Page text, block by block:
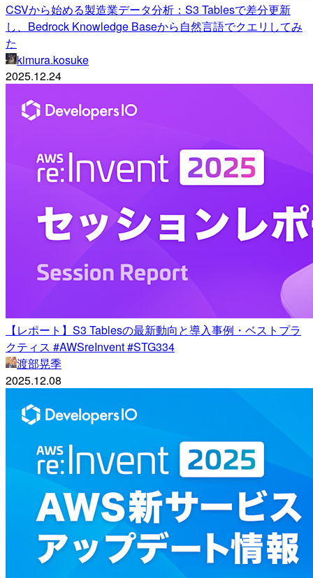
CSVから始める製造業データ分析：S3 Tablesで差分更新
し、Bedrock Knowledge Baseから自然言語でクエリしてみ
た
kimura.kosuke
2025.12.24
【レポート】S3 Tablesの最新動向と導入事例・ベストプラ
クティス #AWSreInvent #STG334
渡部晃季
2025.12.08